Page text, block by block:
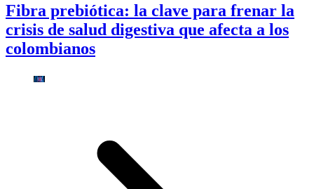
Fibra prebiótica: la clave para frenar la
crisis de salud digestiva que afecta a los
colombianos